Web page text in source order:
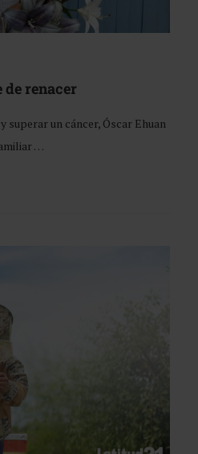
de renacer
superar un cáncer, Óscar Ehuan
…